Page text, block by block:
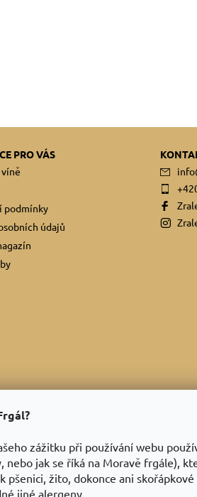
PRO VÁS
podmínky
údajů
info
zážitku při používání webu
nebo jak se říká na Moravě frgále),
pšenici, žito, dokonce ani skořápkové
jiné alergeny.